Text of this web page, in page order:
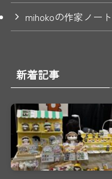
mihokoの作家ノート
新着記事